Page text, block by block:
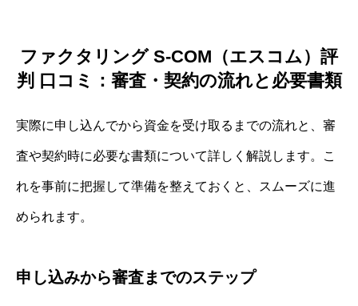
ファクタリング S-COM（エスコム）評
判 口コミ：審査・契約の流れと必要書類
実際に申し込んでから資金を受け取るまでの流れと、審
査や契約時に必要な書類について詳しく解説します。こ
れを事前に把握して準備を整えておくと、スムーズに進
められます。
申し込みから審査までのステップ